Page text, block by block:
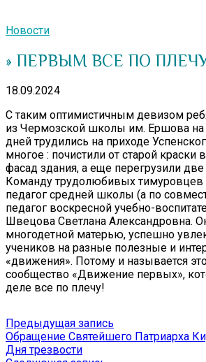
Новости
» ПЕРВЫМ ВСЕ ПО
18.09.2024
С таким оптимистичным девизом
из Чермозской школы им. Ершова на
дней трудились на приходе
многое : почистили от старой краски
фасад здания, а еще перегрузили
Команду трудолюбивых тимуровцев
педагог средней школы (а по
педагог воскресной учебно-
Швецова Светлана Александровна.
многодетной матерью, успешно
учеников на разные полезные и
«движения». Потому и называется
сообщество «Движение первых»,
деле все по плечу!
Навигация
по
Предыдущая запись
запись:
Обращение Святейшего Патриарха
Дня трезвости